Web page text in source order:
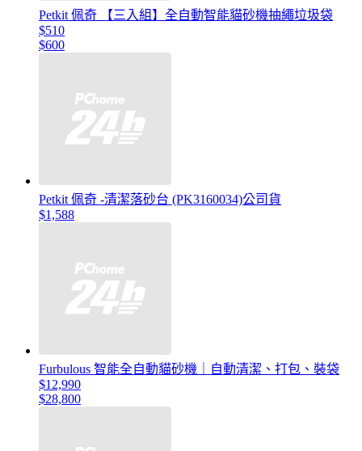
Petkit 佩奇 【三入組】全自動智能貓砂機抽繩垃圾袋
$510
$600
Petkit 佩奇 -清潔落砂台 (PK3160034)公司貨
$1,588
Furbulous 智能全自動貓砂機｜自動清潔、打包、裝袋
$12,990
$28,800